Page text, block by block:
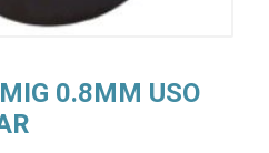
0.8MM USO